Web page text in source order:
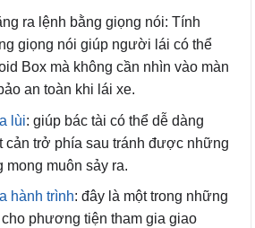
ra lệnh bằng giọng nói: Tính
giọng nói giúp người lái có thể
Box mà không cần nhìn vào màn
an toàn khi lái xe.
lùi: giúp bác tài có thể dễ dàng
cản trở phía sau tránh được những
mong muôn sảy ra.
hành trình: đây là một trong những
phương tiện tham gia giao